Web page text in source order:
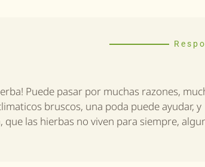
Puede pasar por muchas razones,
bruscos, una poda puede ayudar, y
las hierbas no viven para siempre,